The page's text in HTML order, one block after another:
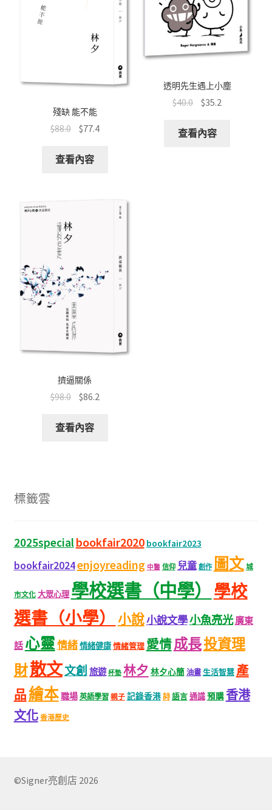
殘缺 能不能
$88.0 $77.4
查看內容
透明先生遇上小塵
$40.0 $35.2
查看內容
擠逼關係
$98.0 $86.2
查看內容
標籤雲
2025specialbookfair2020 bookfair2023
bookfair2024enjoyreading 中醫 信仰 兒童 創作 圖文 城
市文化 大眾心理 學校選書（中學）
學校
選書（小學）
小說小說文學小魚亮光廣東
話 心靈情緒情緒健康情緒管理 愛情成長投資理
財散文文創 旅遊 杯墊 林夕 林夕心簡 油畫 生活智慧產
品繪本職場 英語學習 親子 記錄香港 詩 語言通識預購香港
文化 香港歷史
©Signer亮創店 2026